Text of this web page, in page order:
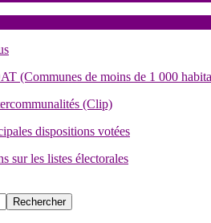
(Communes de moins de 1 000
(Clip)
dispositions votées
sur les listes électorales